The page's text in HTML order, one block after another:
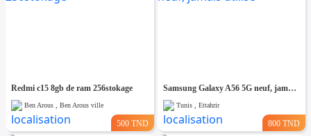
Redmi c15 8gb de ram 256stokage
Ben Arous , Ben Arous ville
500 TND
Samsung Galaxy A56 5G neuf, jamais utilisé
Tunis , Ettahrir
800 TND